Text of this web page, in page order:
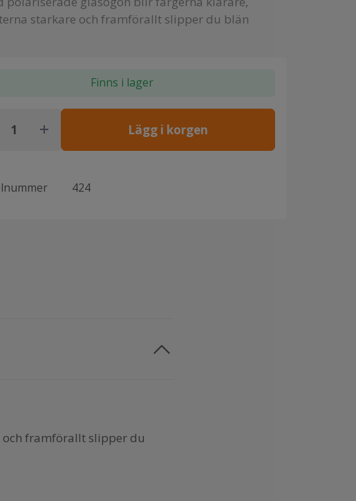
starkare och framförallt slipper du blän
Finns i lager
Lägg i korgen
424
framförallt slipper du